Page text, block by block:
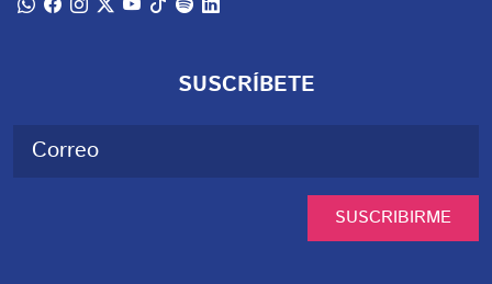
SUSCRÍBETE
SUSCRIBIRME